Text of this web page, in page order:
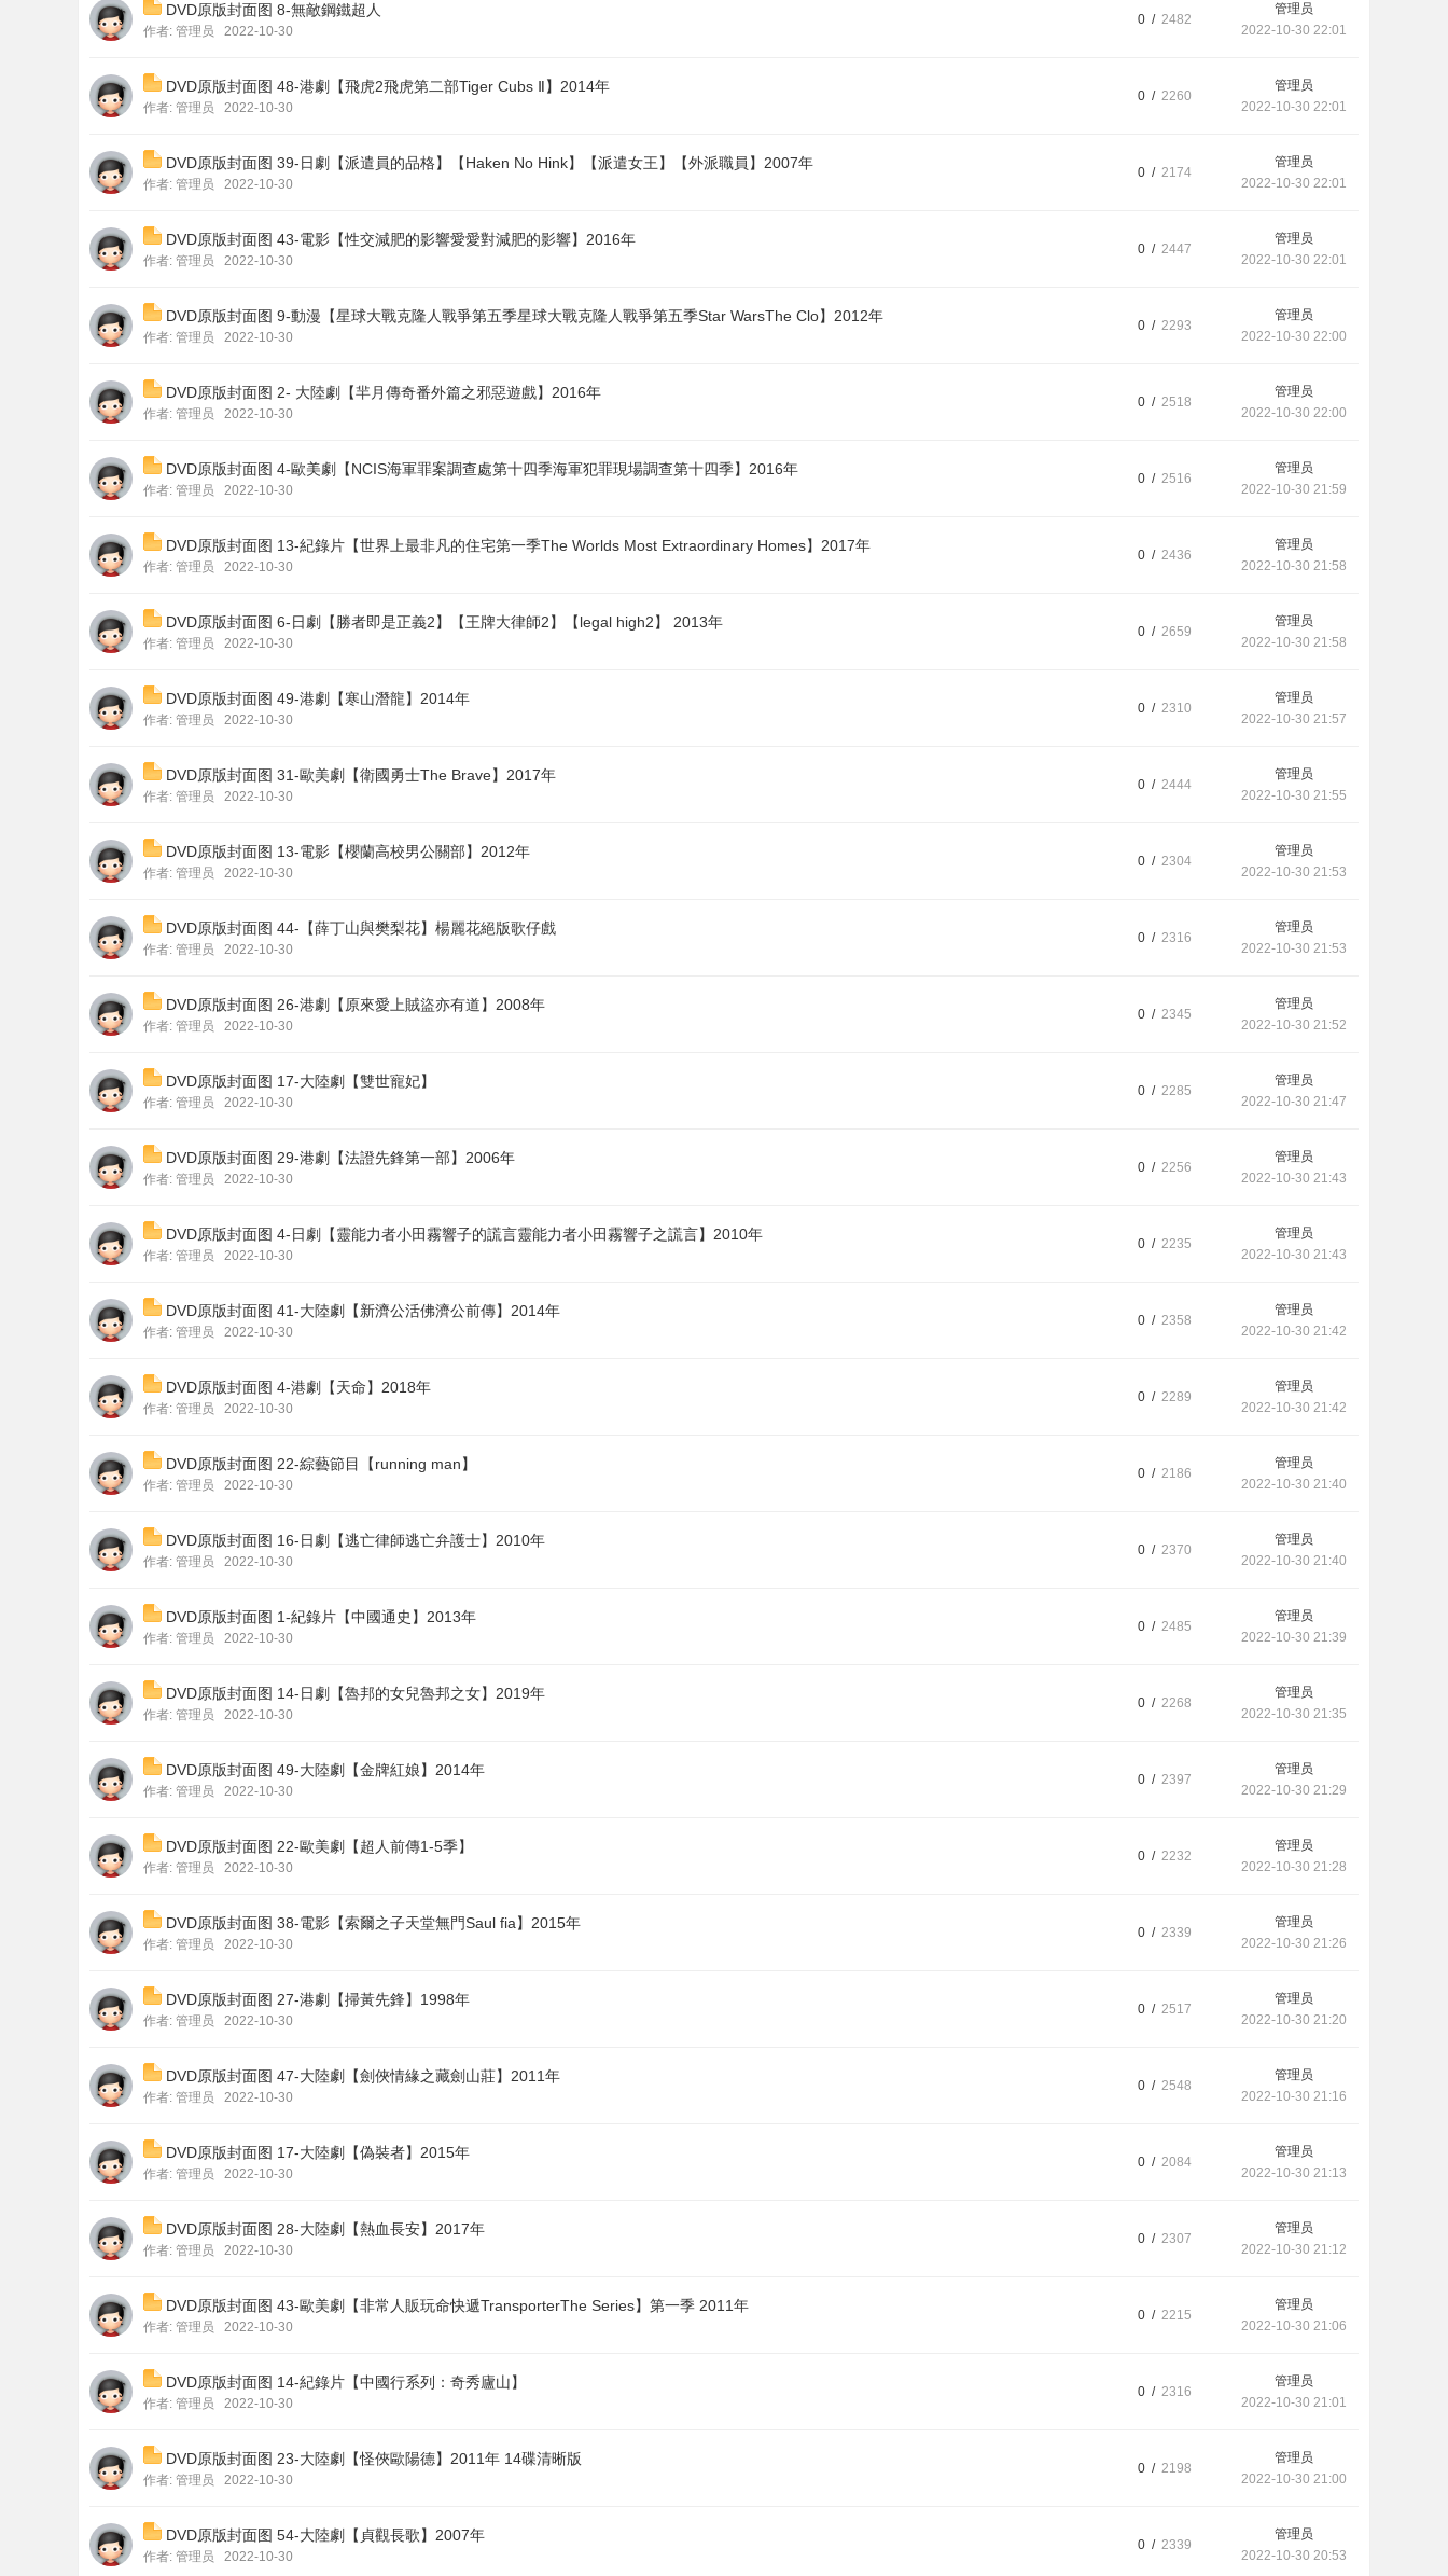
DVD原版封面图 8-無敵鋼鐵超人
作者: 管理员 2022-10-30
0 / 2482
管理员
2022-10-30 22:01
DVD原版封面图 48-港劇【飛虎2飛虎第二部Tiger Cubs Ⅱ】2014年
作者: 管理员 2022-10-30
0 / 2260
管理员
2022-10-30 22:01
DVD原版封面图 39-日劇【派遣員的品格】【Haken No Hink】【派遣女王】【外派職員】2007年
作者: 管理员 2022-10-30
0 / 2174
管理员
2022-10-30 22:01
DVD原版封面图 43-電影【性交減肥的影響愛愛對減肥的影響】2016年
作者: 管理员 2022-10-30
0 / 2447
管理员
2022-10-30 22:01
DVD原版封面图 9-動漫【星球大戰克隆人戰爭第五季星球大戰克隆人戰爭第五季Star WarsThe Clo】2012年
作者: 管理员 2022-10-30
0 / 2293
管理员
2022-10-30 22:00
DVD原版封面图 2- 大陸劇【羋月傳奇番外篇之邪惡遊戲】2016年
作者: 管理员 2022-10-30
0 / 2518
管理员
2022-10-30 22:00
DVD原版封面图 4-歐美劇【NCIS海軍罪案調查處第十四季海軍犯罪現場調查第十四季】2016年
作者: 管理员 2022-10-30
0 / 2516
管理员
2022-10-30 21:59
DVD原版封面图 13-紀錄片【世界上最非凡的住宅第一季The Worlds Most Extraordinary Homes】2017年
作者: 管理员 2022-10-30
0 / 2436
管理员
2022-10-30 21:58
DVD原版封面图 6-日劇【勝者即是正義2】【王牌大律師2】【legal high2】 2013年
作者: 管理员 2022-10-30
0 / 2659
管理员
2022-10-30 21:58
DVD原版封面图 49-港劇【寒山潛龍】2014年
作者: 管理员 2022-10-30
0 / 2310
管理员
2022-10-30 21:57
DVD原版封面图 31-歐美劇【衛國勇士The Brave】2017年
作者: 管理员 2022-10-30
0 / 2444
管理员
2022-10-30 21:55
DVD原版封面图 13-電影【櫻蘭高校男公關部】2012年
作者: 管理员 2022-10-30
0 / 2304
管理员
2022-10-30 21:53
DVD原版封面图 44-【薛丁山與樊梨花】楊麗花絕版歌仔戲
作者: 管理员 2022-10-30
0 / 2316
管理员
2022-10-30 21:53
DVD原版封面图 26-港劇【原來愛上賊盜亦有道】2008年
作者: 管理员 2022-10-30
0 / 2345
管理员
2022-10-30 21:52
DVD原版封面图 17-大陸劇【雙世寵妃】
作者: 管理员 2022-10-30
0 / 2285
管理员
2022-10-30 21:47
DVD原版封面图 29-港劇【法證先鋒第一部】2006年
作者: 管理员 2022-10-30
0 / 2256
管理员
2022-10-30 21:43
DVD原版封面图 4-日劇【靈能力者小田霧響子的謊言靈能力者小田霧響子之謊言】2010年
作者: 管理员 2022-10-30
0 / 2235
管理员
2022-10-30 21:43
DVD原版封面图 41-大陸劇【新濟公活佛濟公前傳】2014年
作者: 管理员 2022-10-30
0 / 2358
管理员
2022-10-30 21:42
DVD原版封面图 4-港劇【天命】2018年
作者: 管理员 2022-10-30
0 / 2289
管理员
2022-10-30 21:42
DVD原版封面图 22-綜藝節目【running man】
作者: 管理员 2022-10-30
0 / 2186
管理员
2022-10-30 21:40
DVD原版封面图 16-日劇【逃亡律師逃亡弁護士】2010年
作者: 管理员 2022-10-30
0 / 2370
管理员
2022-10-30 21:40
DVD原版封面图 1-紀錄片【中國通史】2013年
作者: 管理员 2022-10-30
0 / 2485
管理员
2022-10-30 21:39
DVD原版封面图 14-日劇【魯邦的女兒魯邦之女】2019年
作者: 管理员 2022-10-30
0 / 2268
管理员
2022-10-30 21:35
DVD原版封面图 49-大陸劇【金牌紅娘】2014年
作者: 管理员 2022-10-30
0 / 2397
管理员
2022-10-30 21:29
DVD原版封面图 22-歐美劇【超人前傳1-5季】
作者: 管理员 2022-10-30
0 / 2232
管理员
2022-10-30 21:28
DVD原版封面图 38-電影【索爾之子天堂無門Saul fia】2015年
作者: 管理员 2022-10-30
0 / 2339
管理员
2022-10-30 21:26
DVD原版封面图 27-港劇【掃黃先鋒】1998年
作者: 管理员 2022-10-30
0 / 2517
管理员
2022-10-30 21:20
DVD原版封面图 47-大陸劇【劍俠情緣之藏劍山莊】2011年
作者: 管理员 2022-10-30
0 / 2548
管理员
2022-10-30 21:16
DVD原版封面图 17-大陸劇【偽裝者】2015年
作者: 管理员 2022-10-30
0 / 2084
管理员
2022-10-30 21:13
DVD原版封面图 28-大陸劇【熱血長安】2017年
作者: 管理员 2022-10-30
0 / 2307
管理员
2022-10-30 21:12
DVD原版封面图 43-歐美劇【非常人販玩命快遞TransporterThe Series】第一季 2011年
作者: 管理员 2022-10-30
0 / 2215
管理员
2022-10-30 21:06
DVD原版封面图 14-紀錄片【中國行系列：奇秀廬山】
作者: 管理员 2022-10-30
0 / 2316
管理员
2022-10-30 21:01
DVD原版封面图 23-大陸劇【怪俠歐陽德】2011年 14碟清晰版
作者: 管理员 2022-10-30
0 / 2198
管理员
2022-10-30 21:00
DVD原版封面图 54-大陸劇【貞觀長歌】2007年
作者: 管理员 2022-10-30
0 / 2339
管理员
2022-10-30 20:53